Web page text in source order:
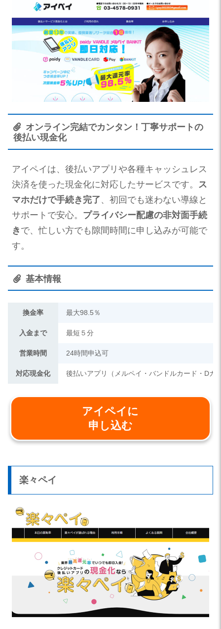
オンライン完結でカンタン！丁寧サポートの
後払い現金化
アイペイは、後払いアプリや各種キャッシュレス
決済を使った現金化に対応したサービスです。 ス
マホだけで手続き完了 、初回でも迷わない導線と
サポートで安心。 プライバシー配慮の非対面手続
き で、忙しい方でも隙間時間に申し込みが可能で
す。
基本情報
換金率 最大98.5％
入金まで 最短５分
営業時間 24時間申込可
対応現金化 後払いアプリ（メルペイ・バンドルカード・Dカ
アイペイに
申し込む
楽々ペイ